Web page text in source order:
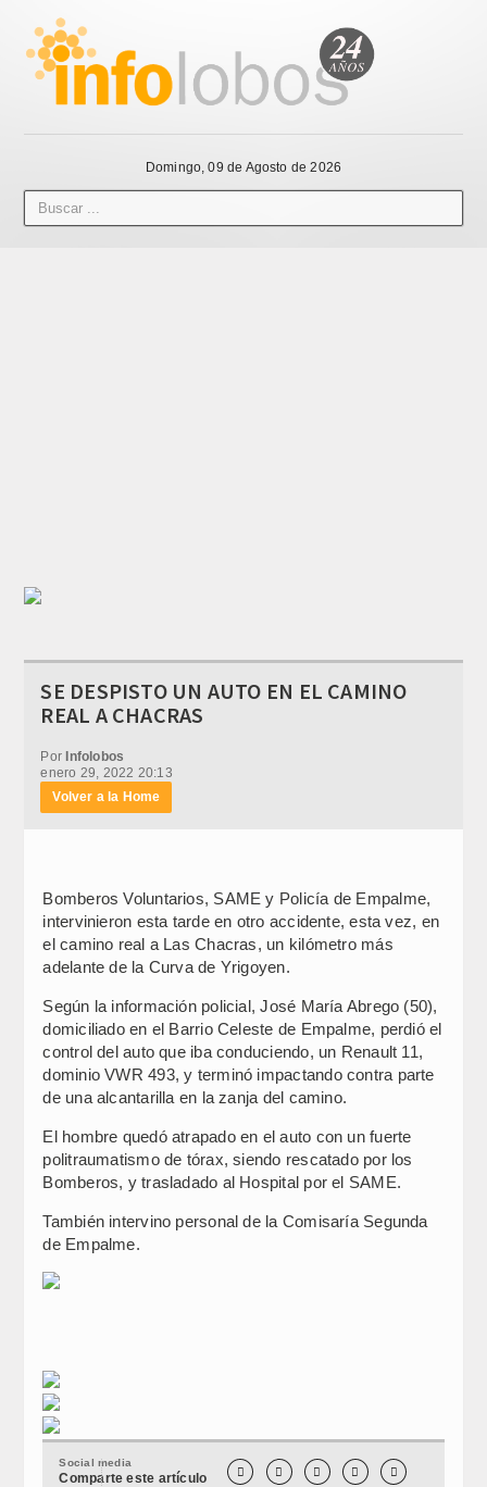
Domingo, 09 de Agosto de 2026
SE DESPISTO UN AUTO EN EL CAMINO
REAL A CHACRAS
Por Infolobos
enero 29, 2022 20:13
Volver a la Home
Bomberos Voluntarios, SAME y Policía de Empalme,
intervinieron esta tarde en otro accidente, esta vez, en
el camino real a Las Chacras, un kilómetro más
adelante de la Curva de Yrigoyen.
Según la información policial, José María Abrego (50),
domiciliado en el Barrio Celeste de Empalme, perdió el
control del auto que iba conduciendo, un Renault 11,
dominio VWR 493, y terminó impactando contra parte
de una alcantarilla en la zanja del camino.
El hombre quedó atrapado en el auto con un fuerte
politraumatismo de tórax, siendo rescatado por los
Bomberos, y trasladado al Hospital por el SAME.
También intervino personal de la Comisaría Segunda
de Empalme.
Social media
Comparte este artículo     